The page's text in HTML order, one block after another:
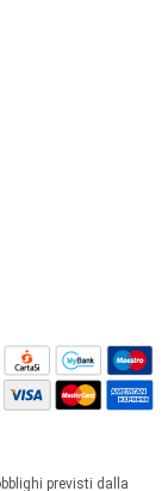
previsti dalla